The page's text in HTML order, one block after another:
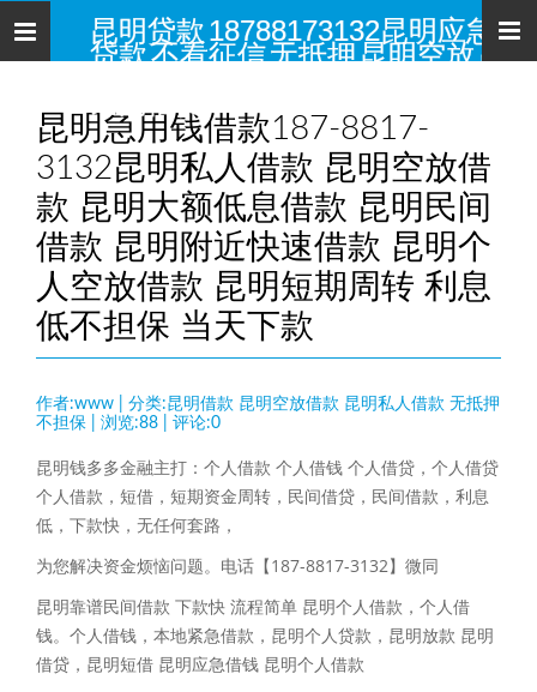
导
航
昆明贷款 18788173132昆明应急
贷款 不看征信 无抵押 昆明空放 昆
昆明急用钱借款187-8817-
3132昆明私人借款 昆明空放借
款 昆明大额低息借款 昆明民间
借款 昆明附近快速借款 昆明个
人空放借款 昆明短期周转 利息
低不担保 当天下款
作者:www | 分类:昆明借款 昆明空放借款 昆明私人借款 无抵押
不担保 | 浏览:88 | 评论:0
昆明钱多多金融主打：个人借款 个人借钱 个人借贷，个人借贷
个人借款，短借，短期资金周转，民间借贷，民间借款，利息
低，下款快，无任何套路，
为您解决资金烦恼问题。电话【187-8817-3132】微同
昆明靠谱民间借款 下款快 流程简单 昆明个人借款，个人借
钱。个人借钱，本地紧急借款，昆明个人贷款，昆明放款 昆明
借贷，昆明短借 昆明应急借钱 昆明个人借款